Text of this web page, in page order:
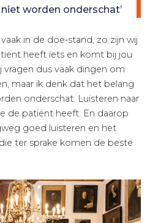
worden onderschat’
in de doe-stand, zo zijn wij
heeft iets en komt bij jou
dus vaak dingen om
maar ik denk dat het belang
onderschat. Luisteren naar
de patiënt heeft. En daarop
goed luisteren en het
ter sprake komen de beste